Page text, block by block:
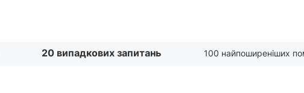
20 випадкових запитань 100 найпоширеніших